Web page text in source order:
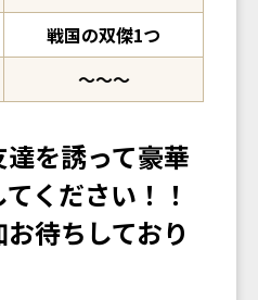
戦国の双傑1つ
〜〜〜
を誘って豪華
ください！！
待ちしており